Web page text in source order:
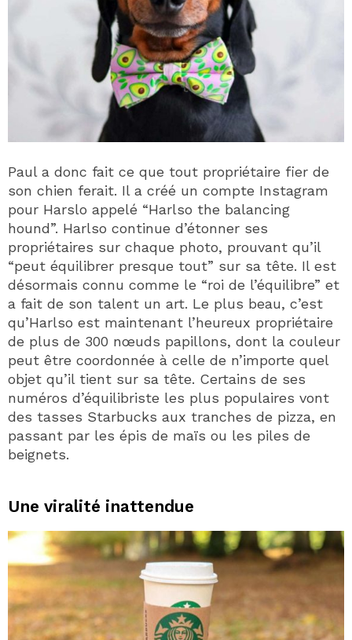
Paul a donc fait ce que tout propriétaire fier de
son chien ferait. Il a créé un compte Instagram
pour Harslo appelé “Harlso the balancing
hound”. Harlso continue d’étonner ses
propriétaires sur chaque photo, prouvant qu’il
“peut équilibrer presque tout” sur sa tête. Il est
désormais connu comme le “roi de l’équilibre” et
a fait de son talent un art. Le plus beau, c’est
qu’Harlso est maintenant l’heureux propriétaire
de plus de 300 nœuds papillons, dont la couleur
peut être coordonnée à celle de n’importe quel
objet qu’il tient sur sa tête. Certains de ses
numéros d’équilibriste les plus populaires vont
des tasses Starbucks aux tranches de pizza, en
passant par les épis de maïs ou les piles de
beignets.
Une viralité inattendue